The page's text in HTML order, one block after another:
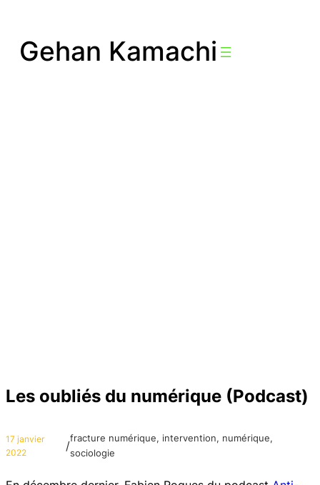
contenu
Gehan Kamachi
Les oubliés du numérique (Podcast)
17 janvier
2022
/
fracture numérique, intervention, numérique
sociologie